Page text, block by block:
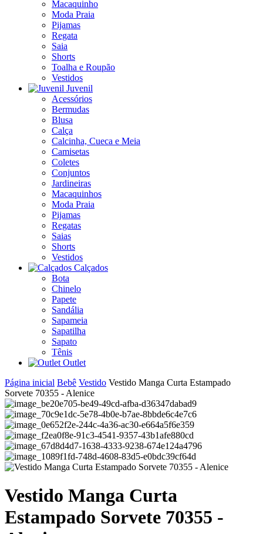
Macaquinho
Moda Praia
Pijamas
Regata
Saia
Shorts
Toalha e Roupão
Vestidos
Juvenil
Acessórios
Bermudas
Blusa
Calça
Calcinha, Cueca e Meia
Camisetas
Coletes
Conjuntos
Jardineiras
Macaquinhos
Moda Praia
Pijamas
Regatas
Saias
Shorts
Vestidos
Calçados
Bota
Chinelo
Papete
Sandália
Sapameia
Sapatilha
Sapato
Tênis
Outlet
Página inicial Bebê Vestido Vestido Manga Curta Estampado
Sorvete 70355 - Alenice
Vestido Manga Curta
Estampado Sorvete 70355 -